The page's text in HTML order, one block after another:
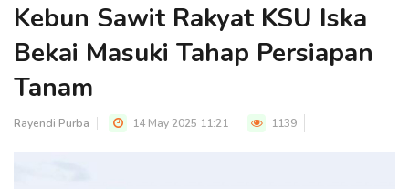
Kebun Sawit Rakyat KSU Iska
Bekai Masuki Tahap Persiapan
Tanam
Rayendi Purba 14 May 2025 11:21 1139